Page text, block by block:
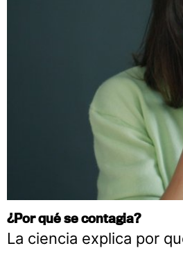
¿Por qué se contagia?
La ciencia explica por